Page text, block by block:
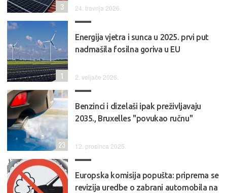
24. travnja 2026.
3
Energija vjetra i sunca u 2025. prvi put
nadmašila fosilna goriva u EU
2. veljače 2026.
1
Benzinci i dizelaši ipak preživljavaju
2035., Bruxelles "povukao ručnu"
12. prosinca 2025.
23
Europska komisija popušta: priprema se
revizija uredbe o zabrani automobila na